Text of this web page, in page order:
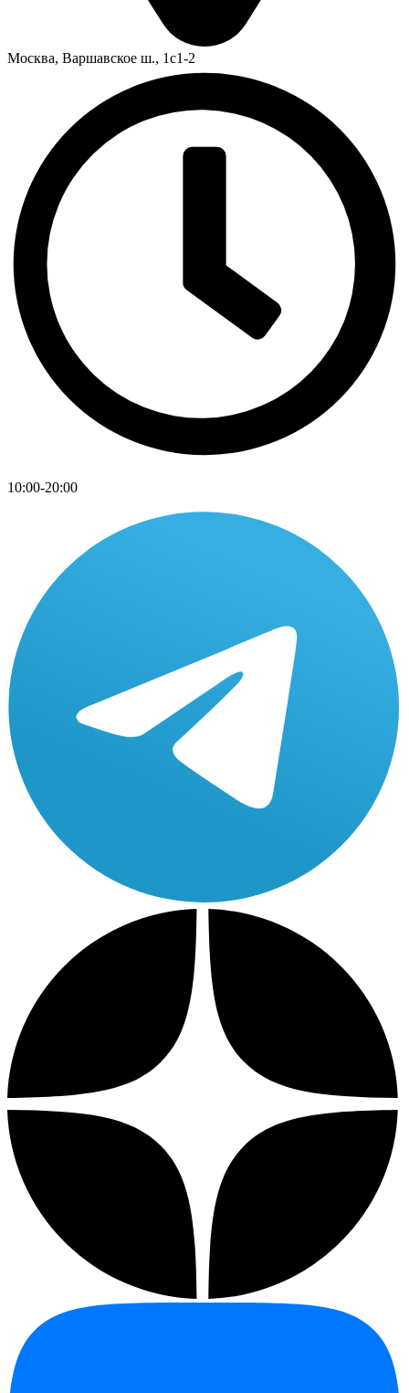
Москва, Варшавское ш., 1с1-2
10:00-20:00